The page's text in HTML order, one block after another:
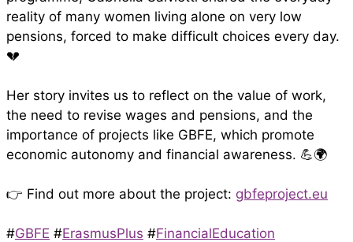
reality of many women living alone on very low
pensions, forced to make difficult choices every day.
💔
Her story invites us to reflect on the value of work,
the need to revise wages and pensions, and the
importance of projects like GBFE, which promote
economic autonomy and financial awareness. 💪🌍
👉 Find out more about the project: gbfeproject.eu
#GBFE #ErasmusPlus #FinancialEducation